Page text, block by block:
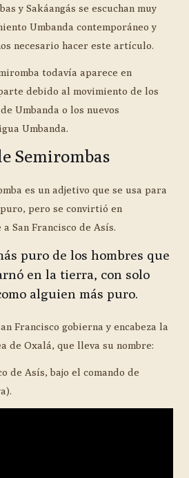
y Sakáangás se escuchan muy
Umbanda contemporáneo y
necesario hacer este artículo.
todavía aparece en
debido al movimiento de los
Umbanda o los nuevos
Umbanda.
Semirombas
es un adjetivo que se usa para
pero se convirtió en
San Francisco de Asís.
puro de los hombres que
en la tierra, con solo
alguien más puro.
Francisco gobierna y encabeza la
de Oxalá, que lleva su nombre:
de Asís, bajo el comando de